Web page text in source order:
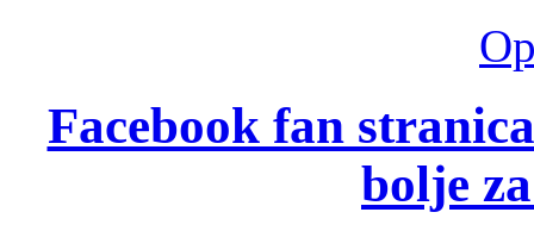
Facebook fan
bolje